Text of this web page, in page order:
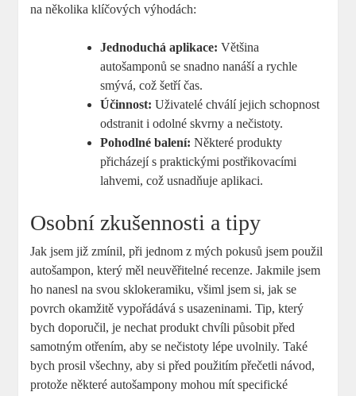
na několika klíčových výhodách:
Jednoduchá aplikace: Většina
autošamponů se snadno nanáší a rychle
smývá, což šetří čas.
Účinnost: Uživatelé chválí jejich schopnost
odstranit i odolné skvrny a nečistoty.
Pohodlné balení: Některé produkty
přicházejí s praktickými postřikovacími
lahvemi, což usnadňuje aplikaci.
Osobní zkušennosti a tipy
Jak jsem již zmínil, při jednom z mých pokusů jsem použil
autošampon, který měl neuvěřitelné recenze. Jakmile jsem
ho nanesl na svou sklokeramiku, všiml jsem si, jak se
povrch okamžitě vypořádává s usazeninami. Tip, který
bych doporučil, je nechat produkt chvíli působit před
samotným otřením, aby se nečistoty lépe uvolnily. Také
bych prosil všechny, aby si před použitím přečetli návod,
protože některé autošampony mohou mít specifické